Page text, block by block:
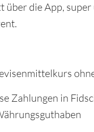
über die App,
Zahlungen in